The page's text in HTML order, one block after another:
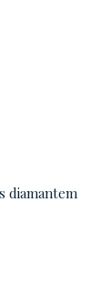
diamantem